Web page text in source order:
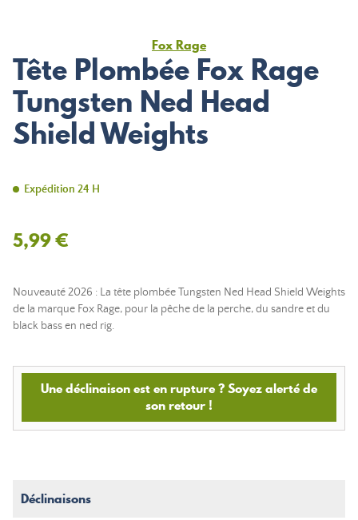
Fox Rage
Tête Plombée Fox Rage
Tungsten Ned Head
Shield Weights
Expédition 24 H
5,99 €
Nouveauté 2026 : La tête plombée Tungsten Ned Head Shield Weights
de la marque Fox Rage, pour la pêche de la perche, du sandre et du
black bass en ned rig.
Une déclinaison est en rupture ? Soyez alerté de
son retour !
Déclinaisons